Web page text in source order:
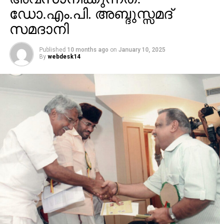
ഡോ.എം.പി. അബ്ദുസ്സമദ്
സമദാനി
Published 10 months ago on January 10, 2025
By webdesk14